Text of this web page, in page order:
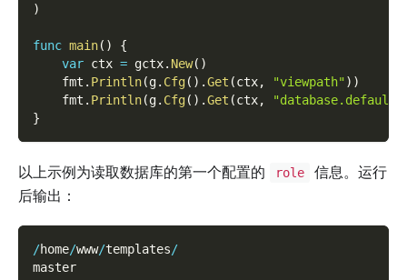
)
func main( )
{
var ctx = gctx. New( )
    fmt
. Println(g. Cfg( ) .Get (ctx, "viewpath") )
    fmt
. Println(g. Cfg( ) .Get (ctx,
}
以上示例为读取数据库的第一个配置的 role
信息。运行
后输出：
/home/www/templates/
master